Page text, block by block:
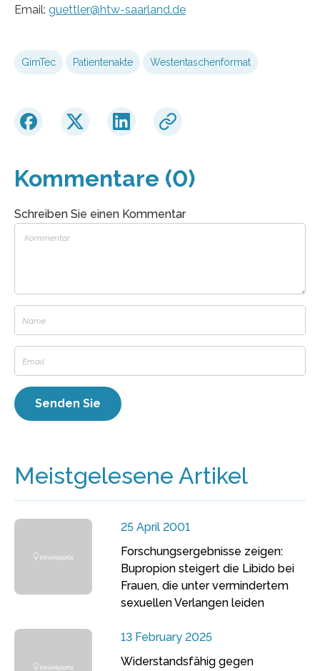
Email: guettler@htw-saarland.de
GimTec Patientenakte Westentaschenformat
Kommentare (0)
Schreiben Sie einen Kommentar
Meistgelesene Artikel
25 April 2001
Forschungsergebnisse zeigen:
Bupropion steigert die Libido bei
Frauen, die unter vermindertem
sexuellen Verlangen leiden
13 February 2025
Widerstandsfähig gegen